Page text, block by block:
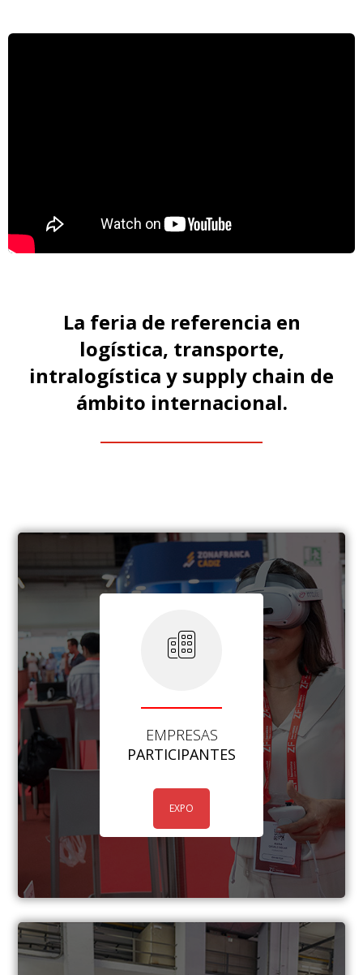
La feria de referencia en
logística, transporte,
intralogística y supply chain de
ámbito internacional.
EMPRESAS
PARTICIPANTES
EXPO